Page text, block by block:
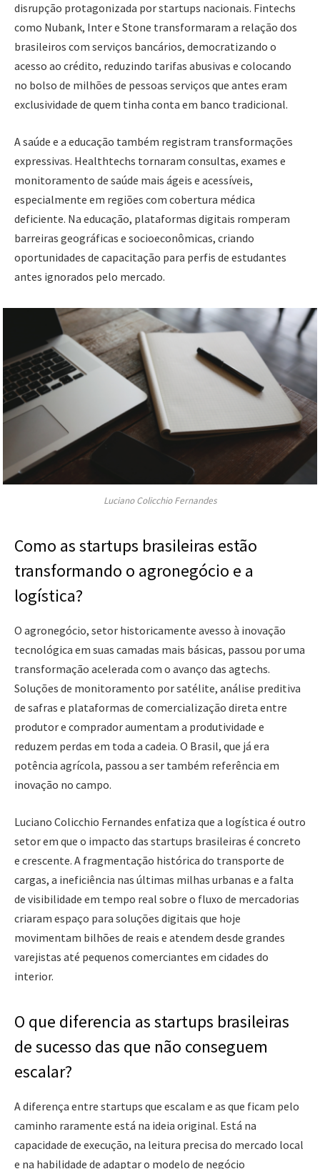
disrupção protagonizada por startups nacionais. Fintechs
como Nubank, Inter e Stone transformaram a relação dos
brasileiros com serviços bancários, democratizando o
acesso ao crédito, reduzindo tarifas abusivas e colocando
no bolso de milhões de pessoas serviços que antes eram
exclusividade de quem tinha conta em banco tradicional.
A saúde e a educação também registram transformações
expressivas. Healthtechs tornaram consultas, exames e
monitoramento de saúde mais ágeis e acessíveis,
especialmente em regiões com cobertura médica
deficiente. Na educação, plataformas digitais romperam
barreiras geográficas e socioeconômicas, criando
oportunidades de capacitação para perfis de estudantes
antes ignorados pelo mercado.
Luciano Colicchio Fernandes
Como as startups brasileiras estão
transformando o agronegócio e a
logística?
O agronegócio, setor historicamente avesso à inovação
tecnológica em suas camadas mais básicas, passou por uma
transformação acelerada com o avanço das agtechs.
Soluções de monitoramento por satélite, análise preditiva
de safras e plataformas de comercialização direta entre
produtor e comprador aumentam a produtividade e
reduzem perdas em toda a cadeia. O Brasil, que já era
potência agrícola, passou a ser também referência em
inovação no campo.
Luciano Colicchio Fernandes enfatiza que a logística é outro
setor em que o impacto das startups brasileiras é concreto
e crescente. A fragmentação histórica do transporte de
cargas, a ineficiência nas últimas milhas urbanas e a falta
de visibilidade em tempo real sobre o fluxo de mercadorias
criaram espaço para soluções digitais que hoje
movimentam bilhões de reais e atendem desde grandes
varejistas até pequenos comerciantes em cidades do
interior.
O que diferencia as startups brasileiras
de sucesso das que não conseguem
escalar?
A diferença entre startups que escalam e as que ficam pelo
caminho raramente está na ideia original. Está na
capacidade de execução, na leitura precisa do mercado local
e na habilidade de adaptar o modelo de negócio